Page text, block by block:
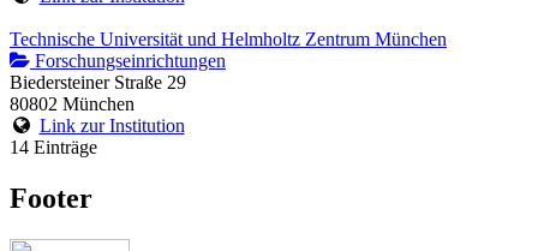
Technische Universität und Helmholtz Zentrum München
Forschungseinrichtungen
Biedersteiner Straße 29
80802 München
Link zur Institution
14 Einträge
Footer